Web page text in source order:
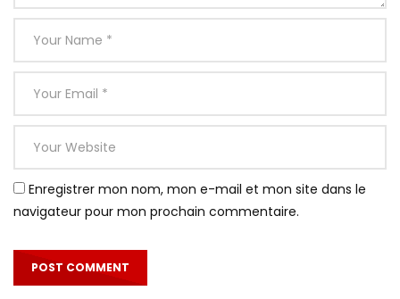
Enregistrer mon nom, mon e-mail et mon site dans le
navigateur pour mon prochain commentaire.